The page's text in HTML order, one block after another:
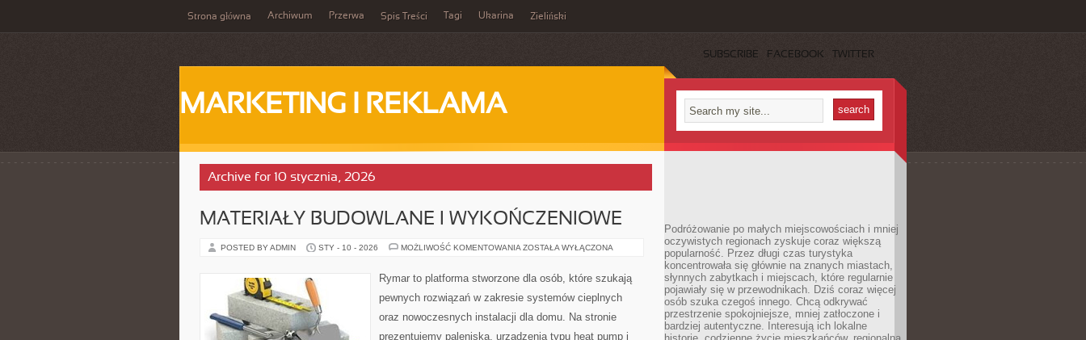
Strona główna Archiwum Przerwa Spis Treści Tagi Ukarina Zieliński
SUBSCRIBE FACEBOOK TWITTER
MARKETING I REKLAMA
Archive for 10 stycznia, 2026
MATERIAŁY BUDOWLANE I WYKOŃCZENIOWE
POSTED BY ADMIN STY - 10 - 2026 MOŻLIWOŚĆ KOMENTOWANIA MATERIAŁY
WYKOŃCZENIOWE
ZOSTAŁA WYŁĄCZONA
Rymar to platforma stworzone dla osób, które szukają
pewnych rozwiązań w zakresie systemów cieplnych
oraz nowoczesnych instalacji dla domu. Na stronie
prezentujemy paleniska, urządzenia typu heat pump i
Podróżowanie po małych miejscowościach i mniej
oczywistych regionach zyskuje coraz większą
popularność. Przez długi czas turystyka
koncentrowała się głównie na znanych miastach,
słynnych zabytkach i miejscach, które regularnie
pojawiały się w przewodnikach. Dziś coraz więcej
osób szuka czegoś innego. Chcą odkrywać
przestrzenie spokojniejsze, mniej zatłoczone i
bardziej autentyczne. Interesują ich lokalne